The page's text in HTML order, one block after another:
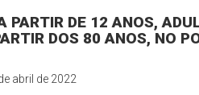
PARTIR DE 12 ANOS,
DOS 80 ANOS, NO
abril de 2022